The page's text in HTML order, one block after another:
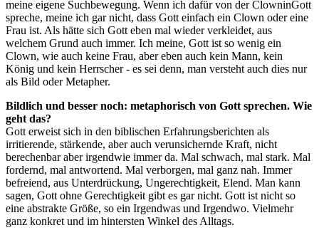
meine eigene Suchbewegung. Wenn ich dafür von der ClowninGott
spreche, meine ich gar nicht, dass Gott einfach ein Clown oder eine
Frau ist. Als hätte sich Gott eben mal wieder verkleidet, aus
welchem Grund auch immer. Ich meine, Gott ist so wenig ein
Clown, wie auch keine Frau, aber eben auch kein Mann, kein
König und kein Herrscher - es sei denn, man versteht auch dies nur
als Bild oder Metapher.
Bildlich und besser noch: metaphorisch von Gott sprechen. Wie
geht das?
Gott erweist sich in den biblischen Erfahrungsberichten als
irritierende, stärkende, aber auch verunsichernde Kraft, nicht
berechenbar aber irgendwie immer da. Mal schwach, mal stark. Mal
fordernd, mal antwortend. Mal verborgen, mal ganz nah. Immer
befreiend, aus Unterdrückung, Ungerechtigkeit, Elend. Man kann
sagen, Gott ohne Gerechtigkeit gibt es gar nicht. Gott ist nicht so
eine abstrakte Größe, so ein Irgendwas und Irgendwo. Vielmehr
ganz konkret und im hintersten Winkel des Alltags.